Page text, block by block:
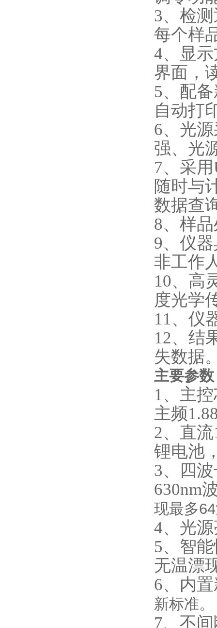
3、检
每个样
4、显
界面，
5、配
自动打
6、光
强、光
7、采
随时与
数据查
8、样
9、仪
非工作
10、高
度光学
11、仪
12、结
失数据
主要参
1、主
主频
2、直
锂电池
3、四
630nm
现最多
4、光
5、智
无温漂
6、内
新标准。
7、不